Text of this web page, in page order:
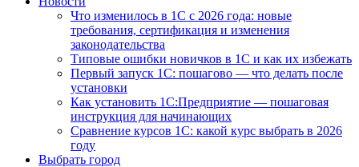
Что изменилось в 1С с 2026 года: новые
требования, сертификация и изменения
законодательства
Типовые ошибки новичков в 1С и как их избежать
Первый запуск 1С: пошагово — что делать после
установки
Как установить 1С:Предприятие — пошаговая
инструкция для начинающих
Сравнение курсов 1С: какой курс выбрать в 2026
году
Выбрать город